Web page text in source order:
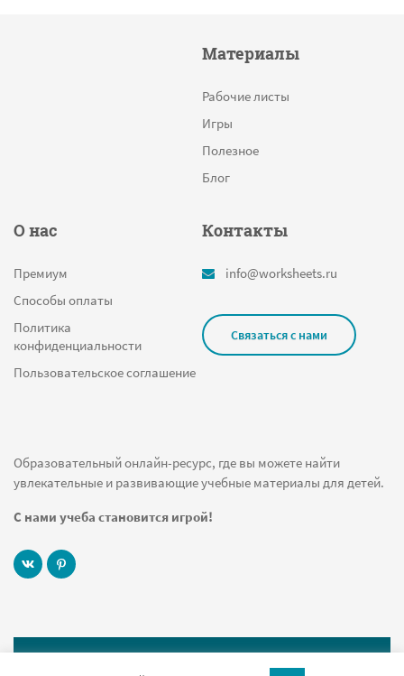
Образовательный онлайн-ресурс, где вы можете найти
увлекательные и развивающие учебные материалы для детей.
С нами учеба становится игрой!
Материалы
Рабочие листы
Игры
Полезное
Блог
О нас
Премиум
Способы оплаты
Политика
конфиденциальности
Пользовательское соглашение
Контакты
info@worksheets.ru
Связаться с нами
© 2019 Worksheets.ru Все права защищены